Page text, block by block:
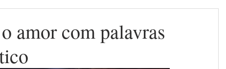
amor com palavras